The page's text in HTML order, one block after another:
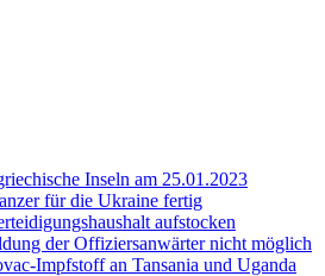
Inseln am 25.01.2023
für die Ukraine fertig
aufstocken
der Offiziersanwärter nicht möglich
Impfstoff an Tansania und Uganda